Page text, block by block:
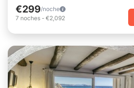
€299/noche
7 noches - €2,092